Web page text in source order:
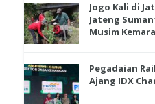
Semen Gresik Raih TOP BRAND
AWARDS 2026, Bukti Tetap
Pilihan Masyarakat Indonesia
Jogo Kali di
Jateng
Musim
Pegadaian
Ajang IDX